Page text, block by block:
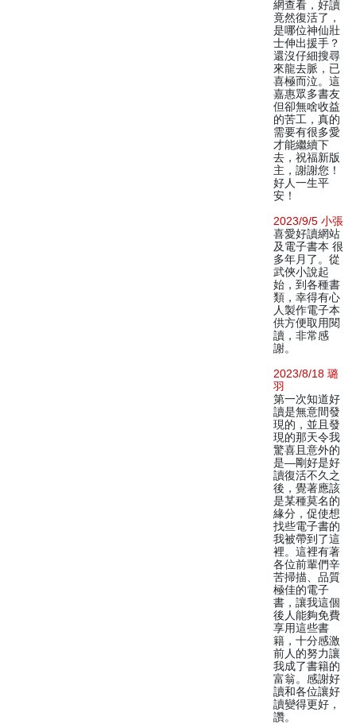
網查看，好讀
竟然復活了，
是哪位神仙壯
士伸出援手？
還沒仔細搜尋
來龍去脈，已
喜極而泣。這
嘉惠眾多書友
但卻無啥收益
的苦工，真的
需要有很多愛
才能繼續下
去，祝福新版
主，謝謝您！
好人一生平
安！
2023/9/5 小張
喜愛好讀網站
及電子書本 很
多年月了。從
武俠小說起
始，到各種書
類，幸得有心
人製作電子本
供方便取用閱
讀，非常感
謝。
2023/8/18 璐
羽
第一次知道好
讀是無意間發
現的，並且發
現的那天令我
驚喜且意外的
是—剛好是好
讀復活不久之
後，覺著應該
是某種莫名的
緣分，促使想
找些電子書的
我被帶到了這
裡。這裡有著
各位前輩們辛
苦掃描、品質
極佳的電子
書，讓我這個
後人能夠免費
享用這些書
籍，十分感激
前人的努力讓
我成了書籍的
富翁。感謝好
讀和各位讓好
讀變得更好，
讚。